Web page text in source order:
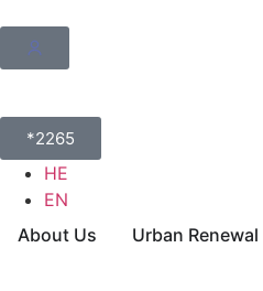
*2265
HE
EN
About Us
Urban Renewal